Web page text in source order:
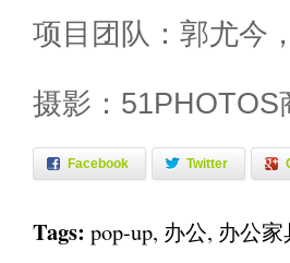
项目团队：郭尤今
摄影：
Facebook Twitter
Tags: pop-up, 办公, 办公家